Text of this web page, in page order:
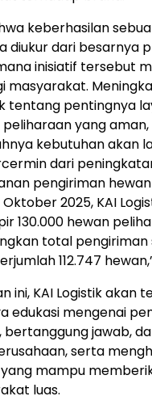
keberhasilan
diukur dari besarnya
inisiatif tersebut
masyarakat.
tentang pentingnya
yang
kebutuhan akan
dari
pengiriman
Oktober 2025, KAI
130.000 hewan
total
112.747
ini, KAI Logistik akan
edukasi mengenai
jawab,
serta
mampu
luas.